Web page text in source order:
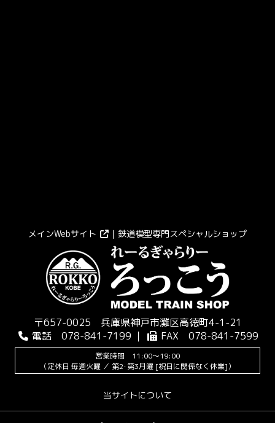
メインWebサイト ｜鉄道模型専門スペシャルショップ
〒657-0025 兵庫県神戸市灘区高徳町4-1-21
電話 078-841-7199 ｜
FAX 078-841-7599
営業時間 11:00～19:00
（定休日 毎週火曜 ／ 第2･第3月曜 [祝日に関係なく休業]）
当サイトについて